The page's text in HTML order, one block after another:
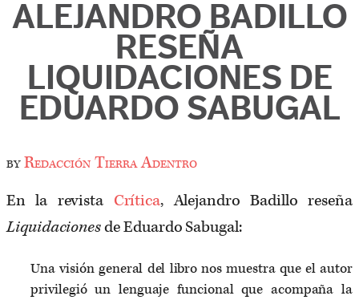
ALEJANDRO BADILLO
RESEÑA
LIQUIDACIONES DE
EDUARDO SABUGAL
byRedacción Tierra Adentro
En la revista Crítica, Alejandro Badillo reseña
Liquidacionesde Eduardo Sabugal:
Una visión gen­eral del libro nos mues­tra que el autor
priv­i­legió un lenguaje fun­cional que acom­paña la